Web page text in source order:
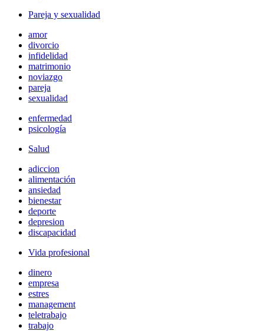
Pareja y sexualidad
amor
divorcio
infidelidad
matrimonio
noviazgo
pareja
sexualidad
enfermedad
psicología
Salud
adiccion
alimentación
ansiedad
bienestar
deporte
depresion
discapacidad
Vida profesional
dinero
empresa
estres
management
teletrabajo
trabajo